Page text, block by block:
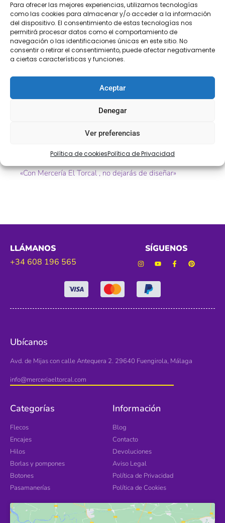
Para ofrecer las mejores experiencias, utilizamos tecnologías
como las cookies para almacenar y/o acceder a la información
del dispositivo. El consentimiento de estas tecnologías nos
permitirá procesar datos como el comportamiento de
navegación o las identificaciones únicas en este sitio. No
consentir o retirar el consentimiento, puede afectar negativamente
a ciertas características y funciones.
Aceptar
Denegar
Ver preferencias
Política de cookiesPolítica de Privacidad
COMPRA
SEGURA
ENVÍO 24-48H TIENDA FÍSICA
Descripción
cruda Algodón 100% . Ideal para bordados de punto
«Con Mercería El Torcal , no dejarás de diseñar»
LLÁMANOS
+34 608 196 565
SÍGUENOS
Ubícanos
Avd. de Mijas con calle Antequera 2. 29640 Fuengirola, Málaga
info@merceriaeltorcal.com
Categorías
Flecos
Encajes
Hilos
Borlas y pompones
Botones
Pasamanerías
Información
Blog
Contacto
Devoluciones
Aviso Legal
Política de Privacidad
Política de Cookies